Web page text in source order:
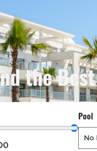
the
Pool